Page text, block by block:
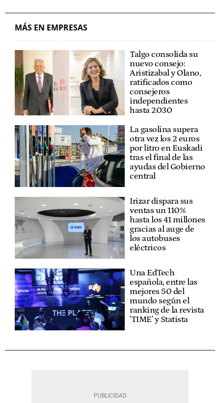
MÁS EN EMPRESAS
Talgo consolida su
nuevo consejo:
Aristizabal y Olano,
ratificados como
consejeros
independientes
hasta 2030
La gasolina supera
otra vez los 2 euros
por litro en Euskadi
tras el final de las
ayudas del Gobierno
central
Irizar dispara sus
ventas un 110%
hasta los 41 millones
gracias al auge de
los autobuses
eléctricos
Una EdTech
española, entre las
mejores 50 del
mundo según el
ranking de la revista
'TIME' y Statista